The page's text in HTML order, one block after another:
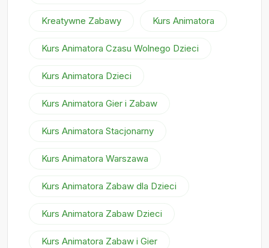
Kreatywne Zabawy Kurs Animatora
Kurs Animatora Czasu Wolnego Dzieci
Kurs Animatora Dzieci
Kurs Animatora Gier i Zabaw
Kurs Animatora Stacjonarny
Kurs Animatora Warszawa
Kurs Animatora Zabaw dla Dzieci
Kurs Animatora Zabaw Dzieci
Kurs Animatora Zabaw i Gier